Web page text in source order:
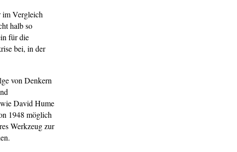
im Vergleich
halb so
für die
bei, in der
von Denkern
wie David Hume
1948 möglich
Werkzeug zur